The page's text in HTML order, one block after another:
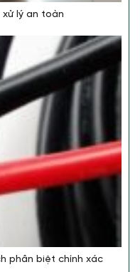
lý an toàn
phân biệt chính xác